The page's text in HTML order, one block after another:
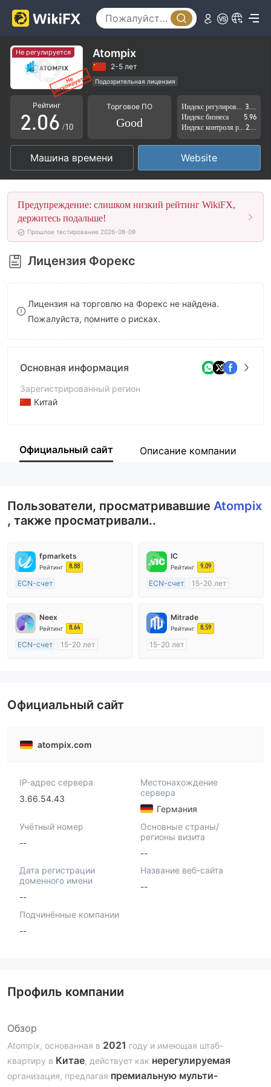
Не регулируется Atompix
2-5 лет
Подозрительная лицензия
Самостоятельное изучение
Регион деятельности подозрителен
Высокие потенциальные риски
Рейтинг
0
1
2
3
4
5
6
7
8
9
.0
1
2
3
4
5
6
7
8
9
2
3
4
5
6
7
8
9
/10
Торговое ПО
Good
Индекс бизнеса
5.96
Машина времени Website
Предупреждение: слишком низкий рейтинг WikiFX,
держитесь подальше!
Прошлое тестирование 2026-08-09
Лицензия Форекс
Лицензия на торговлю на Форекс не найдена.
Пожалуйста, помните о рисках.
Основная информация
Зарегистрированный регион
Китай
Компания
Официальный сайт Описание компании
Пользователи, просматривавшие Atompix
, также просматривали..
fpmarkets
Рейтинг 8.88
ECN-счет
Маркет-Мейкинг (MM)
IC
Рейтинг 9.09
ECN-счет
15-20 лет
Маркет-Мейкинг (MM)
Основной стандарт MT4
Neex
Рейтинг 8.64
ECN-счет
15-20 лет
Mitrade
Рейтинг 8.59
15-20 лет
Официальный сайт
atompix.com
IP-адрес сервера
3.66.54.43
Местонахождение
сервера
Германия
Учётный номер
--
Основные страны/
регионы визита
--
Дата регистрации
доменного имени
--
Название веб-сайта
--
Подчинённые компании
--
Профиль компании
Обзор
Atompix, основанная в 2021 году и имеющая штаб-
квартиру в Китае, действует как нерегулируемая
организация, предлагая премиальную мульти-